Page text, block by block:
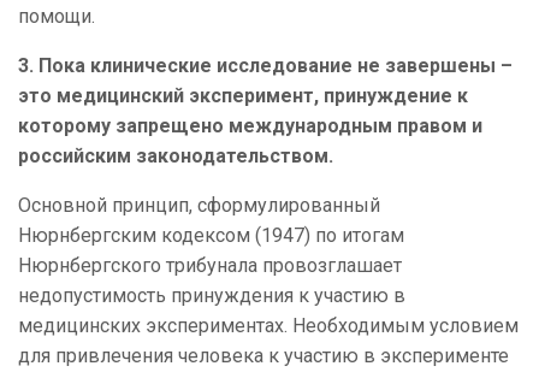
помощи.
3. Пока клинические исследование не завершены –
это медицинский эксперимент, принуждение к
которому запрещено международным правом и
российским законодательством.
Основной принцип, сформулированный
Нюрнбергским кодексом (1947) по итогам
Нюрнбергского трибунала провозглашает
недопустимость принуждения к участию в
медицинских экспериментах. Необходимым условием
для привлечения человека к участию в эксперименте